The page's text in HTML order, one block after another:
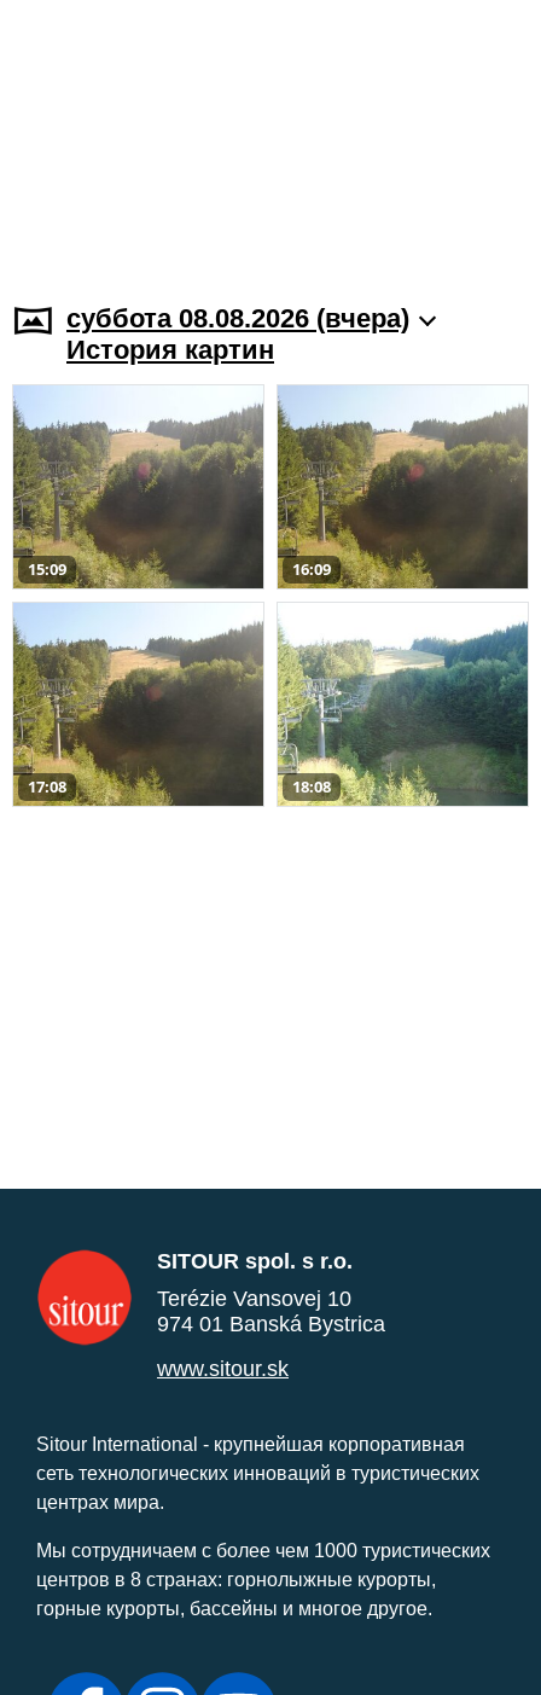
суббота 08.08.2026 (вчера)
История картин
15:09 16:09
17:08 18:08
SITOUR spol. s r.o.
Terézie Vansovej 10
974 01 Banská Bystrica
www.sitour.sk
Sitour International - крупнейшая корпоративная
сеть технологических инноваций в туристических
центрах мира.
Мы сотрудничаем с более чем 1000 туристических
центров в 8 странах: горнолыжные курорты,
горные курорты, бассейны и многое другое.